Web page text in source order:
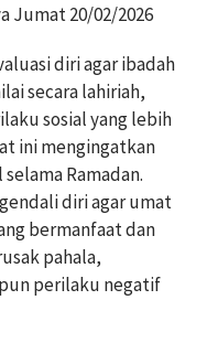
Jumat 20/02/2026
diri agar ibadah
secara lahiriah,
sosial yang lebih
ini mengingatkan
Ramadan.
diri agar umat
bermanfaat dan
pahala,
perilaku negatif